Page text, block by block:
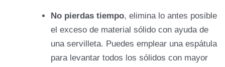
No pierdas tiempo, elimina lo antes posible
el exceso de material sólido con ayuda de
una servilleta. Puedes emplear una espátula
para levantar todos los sólidos con mayor